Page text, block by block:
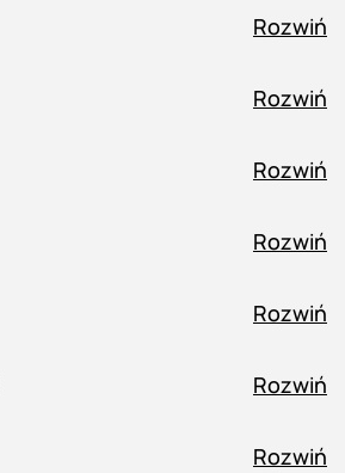
Rozwiń
Rozwiń
Rozwiń
Rozwiń
Rozwiń
Rozwiń
Rozwiń